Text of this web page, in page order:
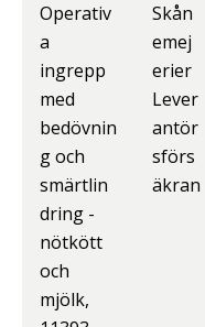
Operativ
a
ingrepp
med
bedövnin
g och
smärtlin
dring -
nötkött
och
mjölk,
Skån
emej
erier
Lever
antör
sförs
äkran